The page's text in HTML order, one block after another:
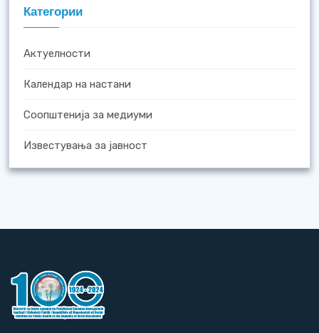
Категории
Актуелности
Календар на настани
Соопштенија за медиуми
Известувања за јавност